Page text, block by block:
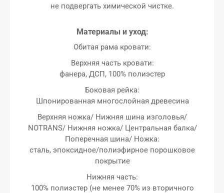
не подвергать химической чистке.
Материалы и уход:
Обитая рама кровати:
Верхняя часть кровати:
фанера, ДСП, 100% полиэстер
Боковая рейка:
Шпонированная многослойная древесина
Верхняя ножка/ Нижняя шина изголовья/
NOTRANS/ Нижняя ножка/ Центральная балка/
Поперечная шина/ Ножка:
сталь, эпоксидное/полиэфирное порошковое
покрытие
Нижняя часть:
100% полиэстер (не менее 70% из вторичного